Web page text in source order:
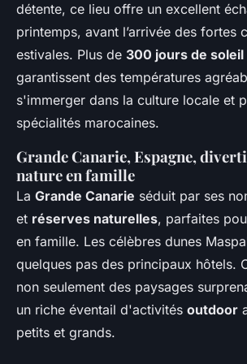
détente, ce lieu offre un excellent
printemps, avant l’arrivée des fortes
estivales. Plus de 300 jours de soleil
garantissent des températures
s'immerger dans la culture locale et
spécialités marocaines.
Grande Canarie, Espagne,
nature en famille
La Grande Canarie séduit par ses
et réserves naturelles, parfaites
en famille. Les célèbres dunes
quelques pas des principaux hôtels.
non seulement des paysages
un riche éventail d'activités outdoor
petits et grands.